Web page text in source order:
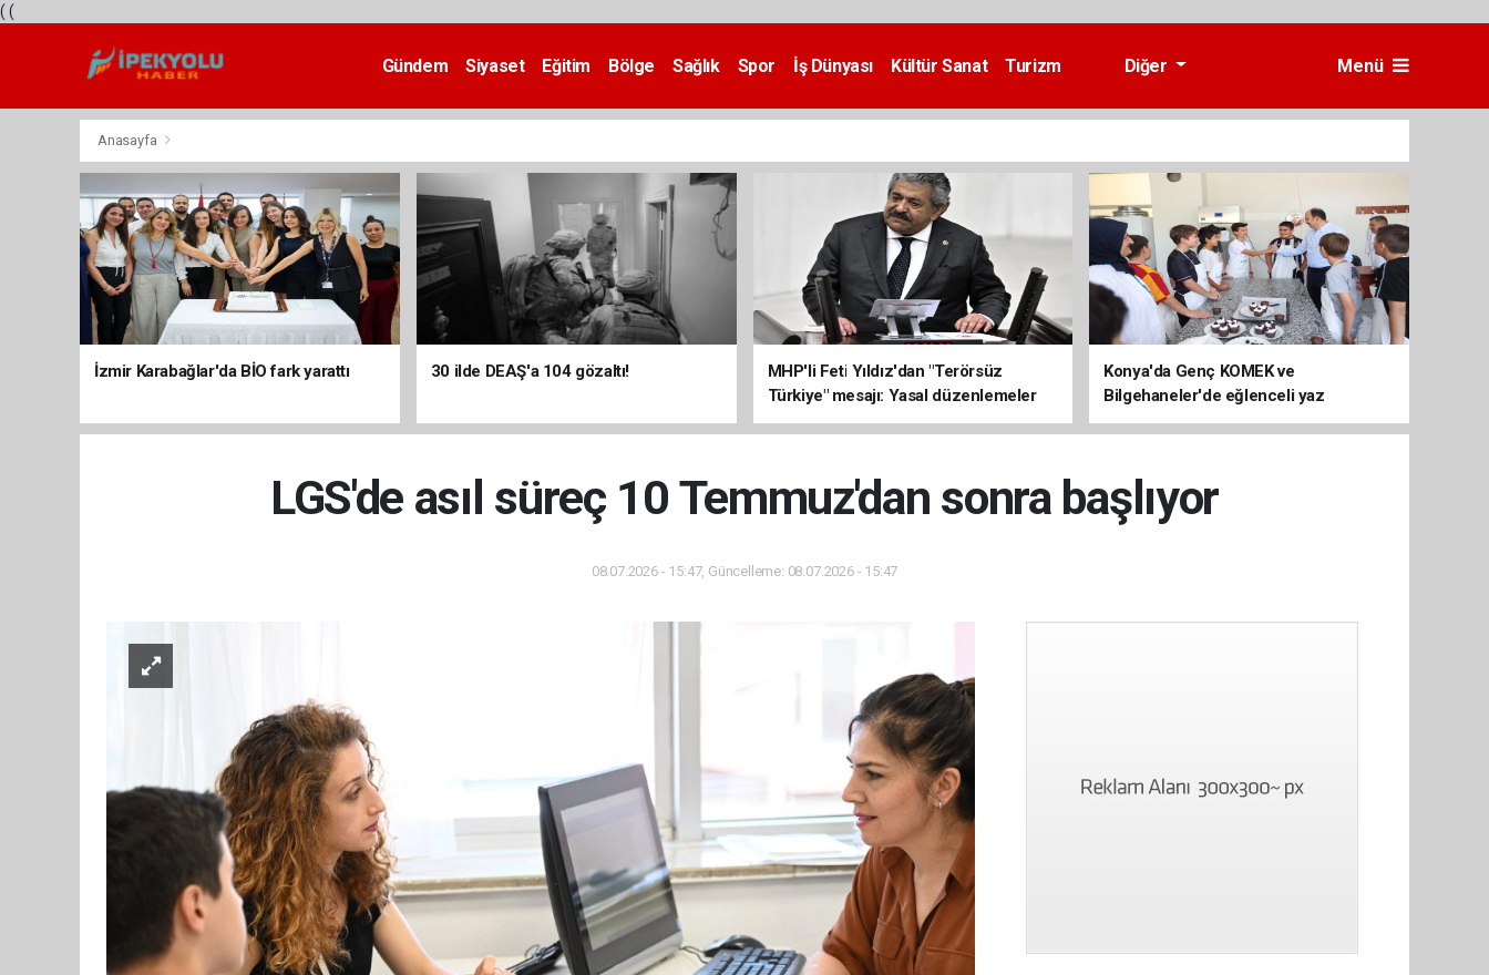
( (
Gündem Siyaset Eğitim Bölge Sağlık Spor İş Dünyası Kültür Sanat
Turizm
Diğer Menü
Anasayfa
İzmir Karabağlar'da BİO fark yarattı 30 ilde DEAŞ'a 104 gözaltı!
MHP'li Feti Yıldız'dan "Terörsüz
Türkiye" mesajı: Yasal düzenlemeler
kalıcı sonuç üretecek
Konya'da Genç KOMEK ve
Bilgehaneler'de eğlenceli yaz
LGS'de asıl süreç 10 Temmuz'dan sonra başlıyor
08.07.2026 - 15:47, Güncelleme: 08.07.2026 - 15:47